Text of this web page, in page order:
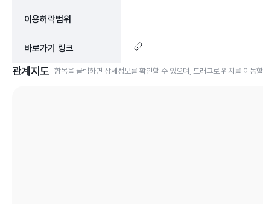
이용허락범위
바로가기 링크
관계지도 항목을 클릭하면 상세정보를 확인할 수 있으며, 드래그로 위치를 이동